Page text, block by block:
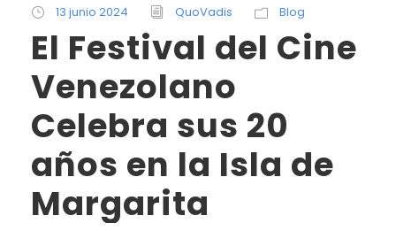
13 junio 2024 QuoVadis Blog
El Festival del Cine
Venezolano
Celebra sus 20
años en la Isla de
Margarita